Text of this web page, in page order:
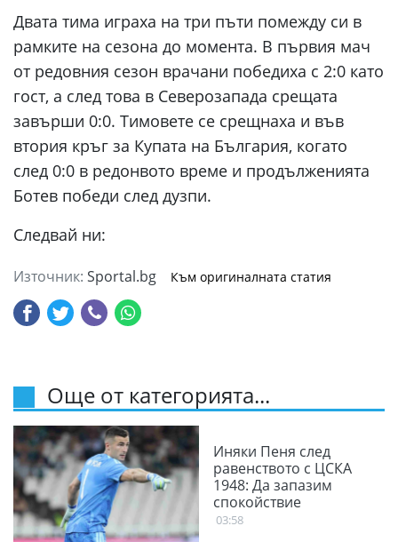
Двата тима играха на три пъти помежду си в
рамките на сезона до момента. В първия мач
от редовния сезон врачани победиха с 2:0 като
гост, а след това в Северозапада срещата
завърши 0:0. Тимовете се срещнаха и във
втория кръг за Купата на България, когато
след 0:0 в редонвото време и продълженията
Ботев победи след дузпи.
Следвай ни:
Източник: Sportal.bg Към оригиналната статия
Още от категорията...
Иняки Пеня след
равенството с ЦСКА
1948: Да запазим
спокойствие
03:58